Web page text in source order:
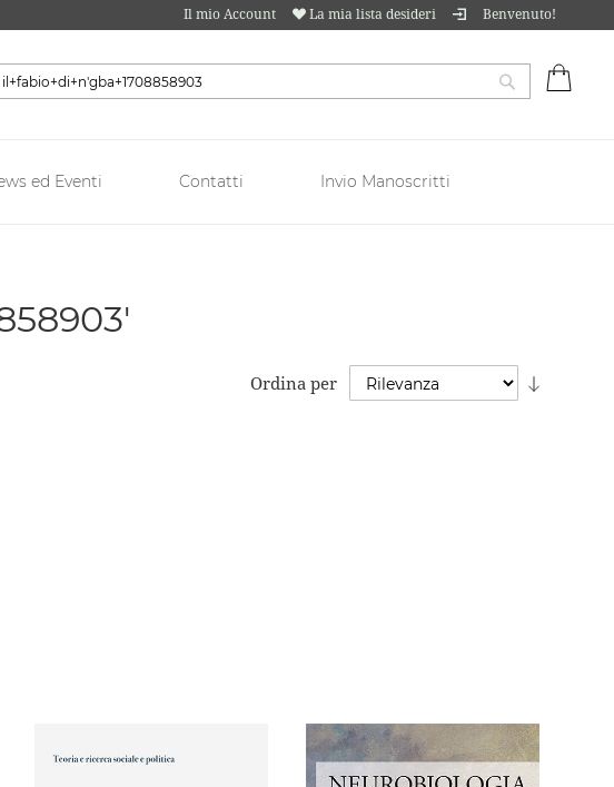
Il mio Account La mia lista desideri Benvenuto!
ed Eventi Contatti Invio Manoscritti
Ordina per